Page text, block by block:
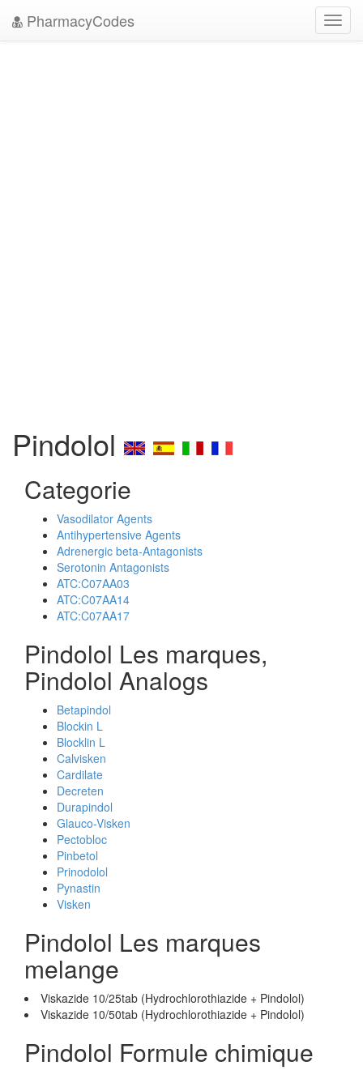
PharmacyCodes
Pindolol
Categorie
Vasodilator Agents
Antihypertensive Agents
Adrenergic beta-Antagonists
Serotonin Antagonists
ATC:C07AA03
ATC:C07AA14
ATC:C07AA17
Pindolol Les marques,
Pindolol Analogs
Betapindol
Blockin L
Blocklin L
Calvisken
Cardilate
Decreten
Durapindol
Glauco-Visken
Pectobloc
Pinbetol
Prinodolol
Pynastin
Visken
Pindolol Les marques
melange
Viskazide 10/25tab (Hydrochlorothiazide + Pindolol)
Viskazide 10/50tab (Hydrochlorothiazide + Pindolol)
Pindolol Formule chimique